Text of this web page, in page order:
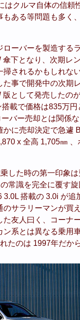
はクルマ自体の信
もある等問題も多く
ローバーを製造する
傘下となり、次期レ
掃されるかもしれな
た事で開発中の次期
版として発売したの
載で価格は835万
バー売却とは関係
かに売却決定で急遽
x 全高 1,705㎜
した時の第一印象
常識を完全に覆す
3.0L 搭載の 3.0i が
のサラリーマンが買
た友人曰く、コーナ
ン系とは異なる乗用
たのは 1997年だか